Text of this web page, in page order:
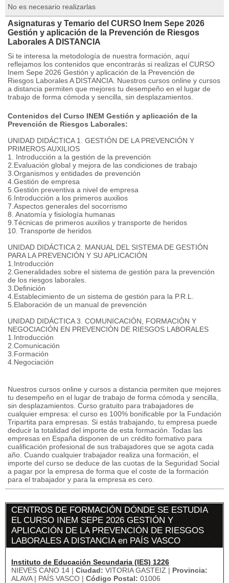
No es necesario realizarlas
Asignaturas y Temario del CURSO Inem Sepe 2026
Gestión y aplicación de la Prevención de Riesgos
Laborales A DISTANCIA
Si te interesa la metodología de nuestra formación, aquí
reflejamos los contenidos que encontrarás si realizas el CURSO
Inem Sepe 2026 Gestión y aplicación de la Prevención de
Riesgos Laborales A DISTANCIA. Nuestros cursos online y cursos
a distancia permiten que mejores tu desempeño en el lugar de
trabajo de forma cómoda y sencilla, sin desplazamientos.
Contenidos del Curso INEM Gestión y aplicación de la
Prevención de Riesgos Laborales:
UNIDAD DIDÁCTICA 1. GESTIÓN DE LA PREVENCIÓN Y
PRIMEROS AUXILIOS
1. Introducción a la gestión de la prevención
2.Evaluación global y mejora de las condiciones de trabajo
3.Organismos y entidades de prevención
4.Gestión de empresa
5.Gestión preventiva a nivel de empresa
6.Introducción a los primeros auxilios
7.Aspectos generales del socorrismo
8. Anatomía y fisiología humanas
9.Técnicas de primeros auxilios y transporte de heridos
10. Transporte de heridos
UNIDAD DIDÁCTICA 2. MANUAL DEL SISTEMA DE GESTIÓN
PARA LA PREVENCIÓN Y SU APLICACIÓN
1.Introducción
2.Generalidades sobre el sistema de gestión para la prevención
de los riesgos laborales.
3.Definición
4.Establecimiento de un sistema de gestión para la P.R.L.
5.Elaboración de un manual de prevención
UNIDAD DIDÁCTICA 3. COMUNICACIÓN, FORMACIÓN Y
NEGOCIACIÓN EN PREVENCIÓN DE RIESGOS LABORALES
1.Introducción
2.Comunicación
3.Formación
4.Negociación
Nuestros cursos online y cursos a distancia permiten que mejores
tu desempeño en el lugar de trabajo de forma cómoda y sencilla,
sin desplazamientos. Curso gratuito para trabajadores de
cualquier empresa: el curso es 100% bonificable por la Fundación
Tripartita para empresas. Si estás trabajando, tu empresa puede
deducir la totalidad del importe de esta formación. Todas las
empresas en España disponen de un crédito formativo para
cualificación profesional de sus trabajadores que se agota cada
año. Cuando cualquier trabajador realiza una formación, el
importe del curso se deduce de las cuotas de la Seguridad Social
a pagar por la empresa de forma que el coste de la formación
para el trabajador y para la empresa es cero.
CENTROS DE FORMACIÓN DÓNDE SE ESTUDIA
EL CURSO INEM SEPE 2026 GESTIÓN Y
APLICACIÓN DE LA PREVENCIÓN DE RIESGOS
LABORALES A DISTANCIA en PAÍS VASCO
Instituto de Educación Secundaria (IES) 1226
NIEVES CANO 14 | Ciudad: VITORIA GASTEIZ | Provincia:
ALAVA | PAÍS VASCO | Código Postal: 01006